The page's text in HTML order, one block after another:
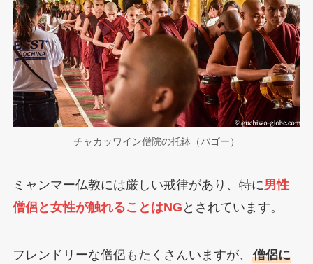
チャカッワイン僧院の托鉢（バゴー）
ミャンマー仏教には厳しい戒律があり、特に男性
僧侶と女性が触れることはNG とされています。
フレンドリーな僧侶もたくさんいますが、 僧侶に